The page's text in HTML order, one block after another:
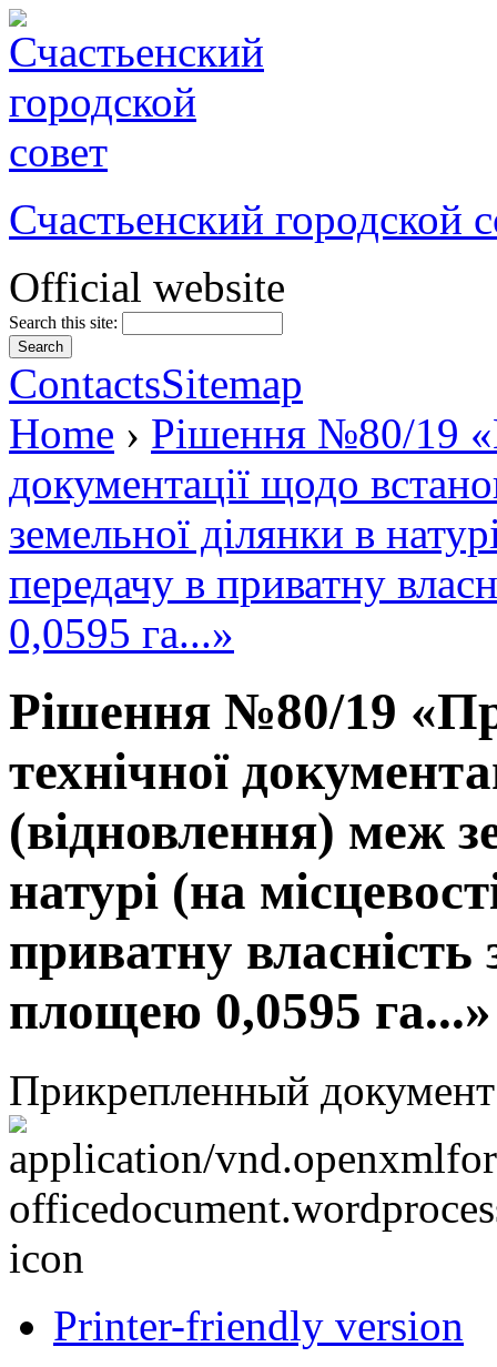
Счастьенский городской
Official website
Search this site:
ContactsSitemap
Home › Рішення №80/19
документації щодо
земельної ділянки в
передачу в приватну
0,0595 га...»
Рішення №80/19
технічної
(відновлення) меж
натурі (на
приватну власність
площею 0,0595 га...»
Прикрепленный
Printer-friendly version